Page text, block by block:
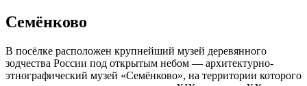
Семёнково
В посёлке расположен крупнейший музей деревянного
зодчества России под открытым небом — архитектурно-
этнографический музей «Семёнково», на территории которого